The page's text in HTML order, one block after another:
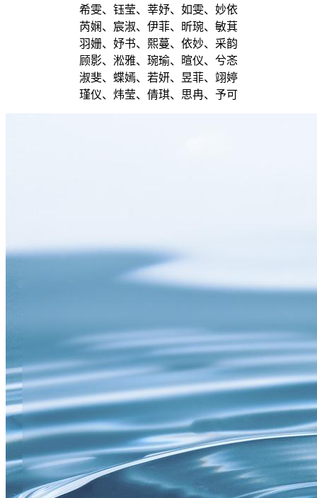
希雯、钰莹、莘妤、如雯、妙依
芮娴、宸淑、伊菲、昕琬、敏萁
羽姗、妤书、熙蔓、依妙、采韵
顾影、淞雅、琬瑜、暄仪、兮忞
淑斐、蝶嫣、若妍、昱菲、翊婷
瑾仪、炜莹、倩琪、思冉、予可